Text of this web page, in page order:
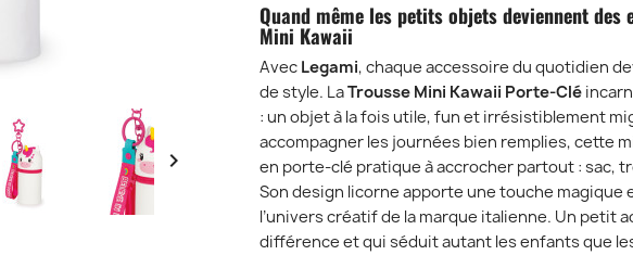

Quand même les petits objets deviennent des
Mini Kawaii
Avec Legami, chaque accessoire du quotidien
de style. LaTrousse Mini Kawaii Porte-Clé
: un objet à la fois utile, fun et irrésistiblement
accompagner les journées bien remplies, cette
en porte-clé pratique à accrocher partout : sac,
Son design licorne apporte une touche magique
l’univers créatif de la marque italienne. Un petit
différence et qui séduit autant les enfants que